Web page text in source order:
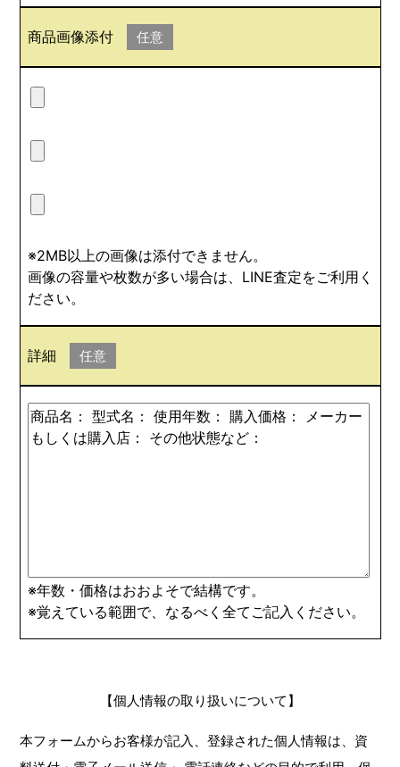
商品画像添付 任意
※2MB以上の画像は添付できません。
画像の容量や枚数が多い場合は、LINE査定をご利用く
ださい。
詳細 任意
※年数・価格はおおよそで結構です。
※覚えている範囲で、なるべく全てご記入ください。
【個人情報の取り扱いについて】
本フォームからお客様が記入、登録された個人情報は、資